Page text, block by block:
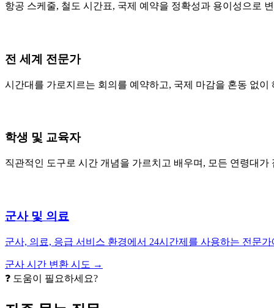
항공 스케줄, 철도 시간표, 국제 예약을 정확성과 용이성으로
전 세계 전문가
시간대를 가로지르는 회의를 예약하고, 국제 마감을 혼동 없이
학생 및 교육자
직관적인 도구로 시간 개념을 가르치고 배우며, 모든 연령대가
군사 및 의료
군사, 의료, 응급 서비스 환경에서 24시간제를 사용하는 전문
군사 시간 변환 시도 →
❓ 도움이 필요하세요?